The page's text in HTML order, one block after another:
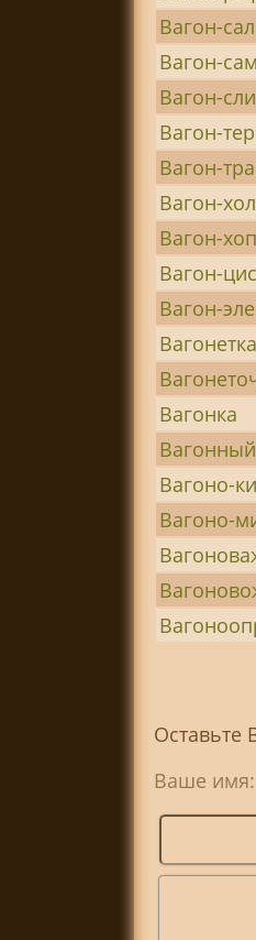
Вагон-
Вагон-
Вагон-
Вагон-
Вагон-
Вагон-
Вагон-
Вагон-
Вагон-
Вагонетка
Вагонка
Вагонный
Вагоно-
Вагоно-
Оставьте